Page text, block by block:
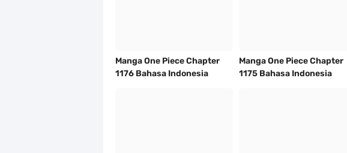
Manga One Piece Chapter
1176 Bahasa Indonesia
Manga One Piece Chapter
1175 Bahasa Indonesia